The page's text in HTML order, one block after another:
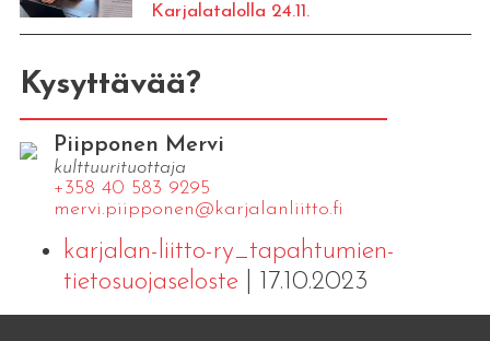
Karjalatalolla 24.11.
Kysyttävää?
Piipponen Mervi
kulttuurituottaja
+358 40 583 9295
mervi.​piipponen@​kar​jala​nlii​tto.​fi
karjalan-liitto-ry_tapahtumien-
tietosuojaseloste| 17.10.2023